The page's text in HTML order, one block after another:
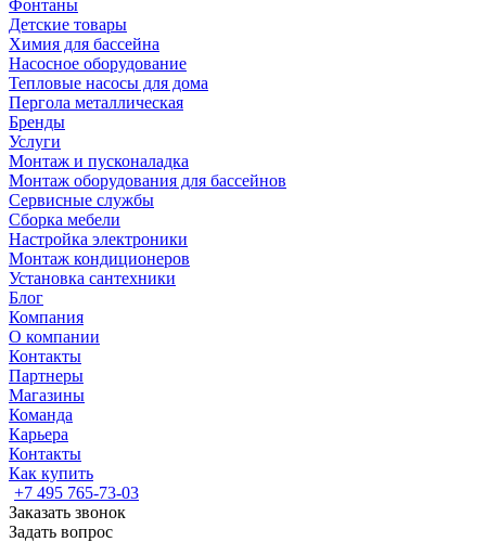
Фонтаны
Детские товары
Химия для бассейна
Насосное оборудование
Тепловые насосы для дома
Пергола металлическая
Бренды
Услуги
Монтаж и пусконаладка
Монтаж оборудования для бассейнов
Сервисные службы
Сборка мебели
Настройка электроники
Монтаж кондиционеров
Установка сантехники
Блог
Компания
О компании
Контакты
Партнеры
Магазины
Команда
Карьера
Контакты
Как купить
+7 495 765-73-03
Заказать звонок
Задать вопрос